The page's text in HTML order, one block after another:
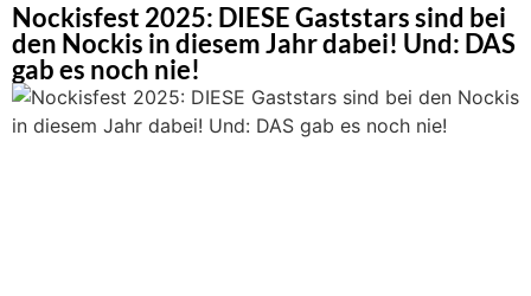
Nockisfest 2025: DIESE Gaststars sind bei
den Nockis in diesem Jahr dabei! Und: DAS
gab es noch nie!